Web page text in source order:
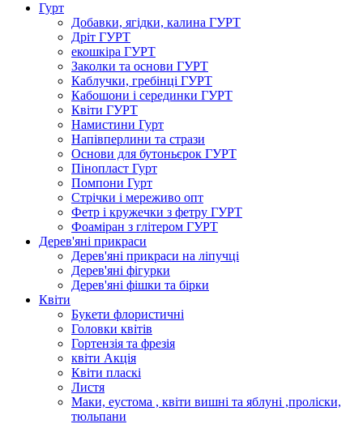
Гурт
Добавки, ягідки, калина ГУРТ
Дріт ГУРТ
екошкіра ГУРТ
Заколки та основи ГУРТ
Каблучки, гребінці ГУРТ
Кабошони і серединки ГУРТ
Квіти ГУРТ
Намистини Гурт
Напівперлини та стрази
Основи для бутоньєрок ГУРТ
Пінопласт Гурт
Помпони Гурт
Стрічки і мереживо опт
Фетр і кружечки з фетру ГУРТ
Фоаміран з глітером ГУРТ
Дерев'яні прикраси
Дерев'яні прикраси на ліпучці
Дерев'яні фігурки
Дерев'яні фішки та бірки
Квіти
Букети флористичні
Головки квітів
Гортензія та фрезія
квіти Акція
Квіти пласкі
Листя
Маки, еустома , квіти вишні та яблуні ,проліски,
тюльпани